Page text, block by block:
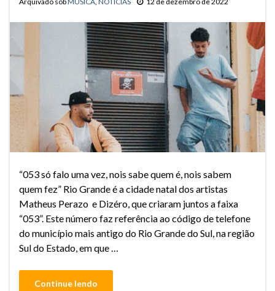
“053 só falo uma vez, nois sabe quem é, nois sabem
quem fez” Rio Grande é a cidade natal dos artistas
Matheus Perazo e Dizéro, que criaram juntos a faixa
“053”. Este número faz referência ao código de telefone
do município mais antigo do Rio Grande do Sul, na região
Sul do Estado, em que …
Continue lendo